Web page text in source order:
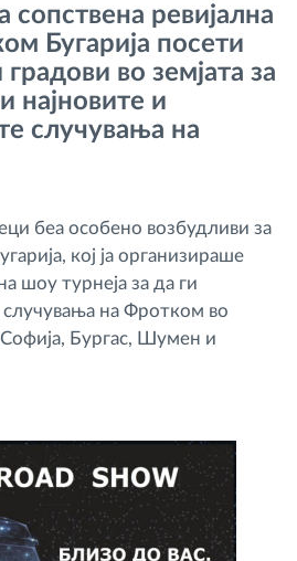
на рутите
можности
сопствена ревијална
Бугарија посети
во земјата за
најновите и
случувања на
беа особено возбудливи за
кој ја организираше
шоу турнеја за да ги
случувања на Фротком во
Бургас, Шумен и